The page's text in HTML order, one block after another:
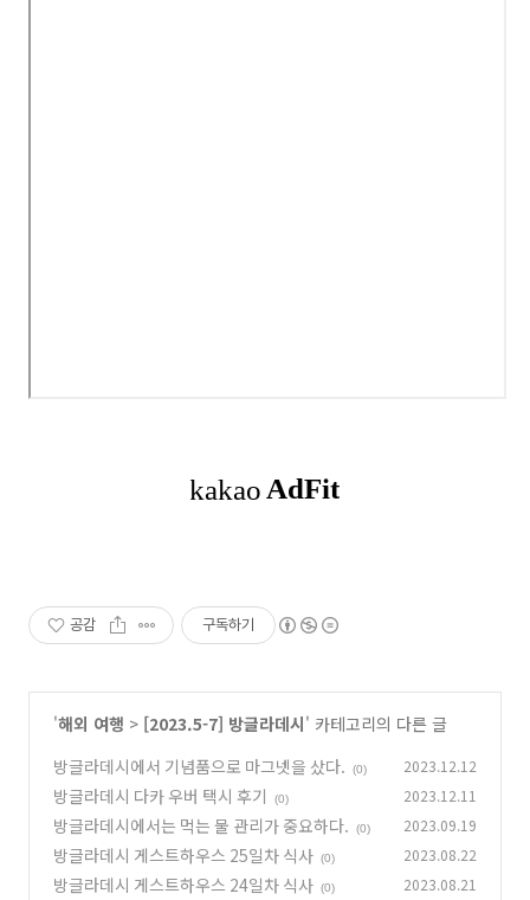
공감 구독하기
'해외 여행 > [2023.5-7] 방글라데시' 카테고리의 다른 글
방글라데시에서 기념품으로 마그넷을 샀다.
(0) 2023.12.12
방글라데시 다카 우버 택시 후기 (0) 2023.12.11
방글라데시에서는 먹는 물 관리가 중요하다. (0) 2023.09.19
방글라데시 게스트하우스 25일차 식사 (0) 2023.08.22
방글라데시 게스트하우스 24일차 식사 (0) 2023.08.21